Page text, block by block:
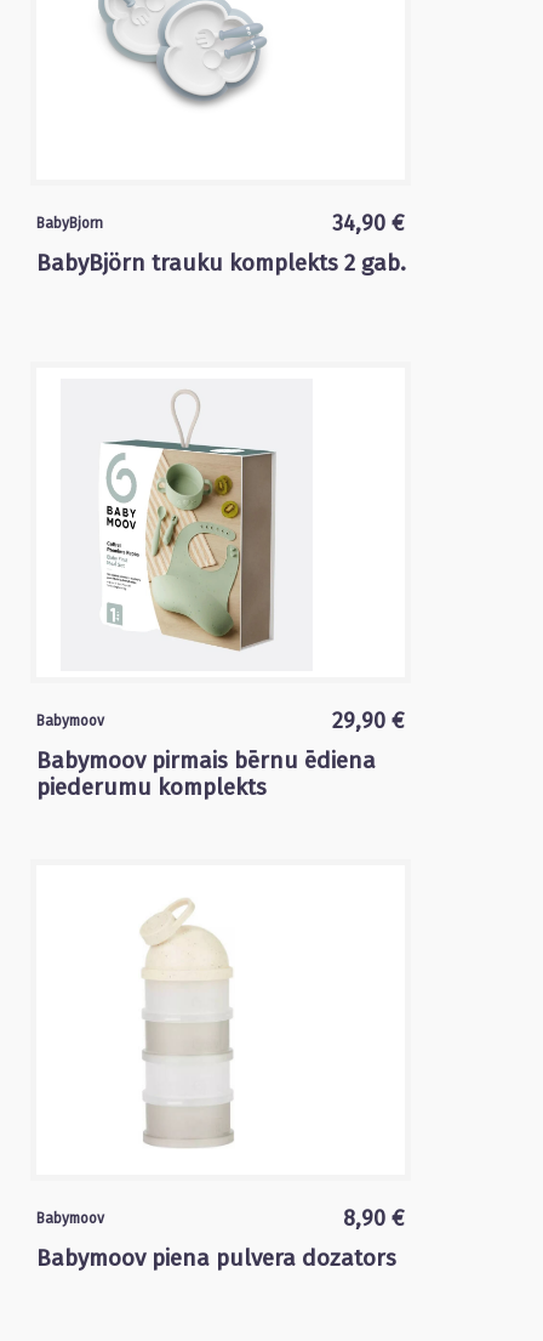
BabyBjorn 34,90 €
BabyBjörn trauku komplekts 2 gab.
Babymoov 29,90 €
Babymoov pirmais bērnu ēdiena
piederumu komplekts
Babymoov 8,90 €
Babymoov piena pulvera dozators